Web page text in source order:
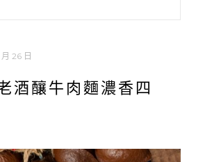
26 日
酒釀牛肉麵濃香四